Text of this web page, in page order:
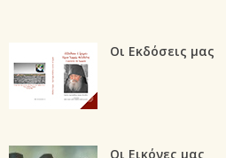
Οι Εκδόσεις μας
Οι Εικόνες μας